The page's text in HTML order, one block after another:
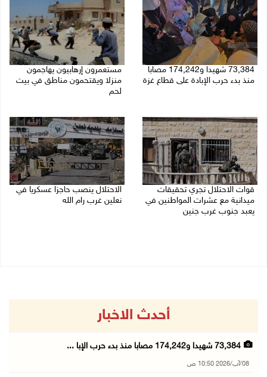
73,384 شهيدا و174,242 مصابا
منذ بدء حرب الإبادة على قطاع غزة
مستعمرون إرهابيون يهاجمون
منزلا ويقتحمون مناطق في بيت
لحم
قوات الاحتلال تجري تحقيقات
ميدانية مع عشرات المواطنين في
يعبد جنوب غرب جنين
الاحتلال ينصب حاجزا عسكريا في
نعلين غرب رام الله
أحدث الاخبار
73,384 شهيدا و174,242 مصابا منذ بدء حرب الإبا ...
08/آب/2026 10:50 ص